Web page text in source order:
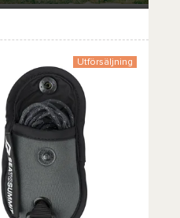
Utförsäljning